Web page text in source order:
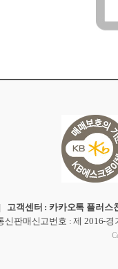
| 고객센터 : 카카오톡 플러스
신판매신고번호 : 제 2016-